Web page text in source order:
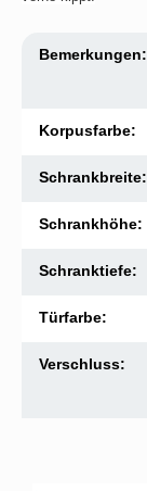
Bemerkungen:
Korpusfarbe:
Schrankbreite:
Schrankhöhe:
Schranktiefe:
Türfarbe:
Verschluss: